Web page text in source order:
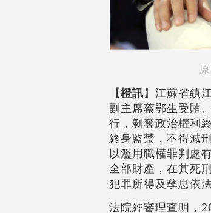
【橙訊】江蘇省鎮
副主席蔡鄂生受賄
行，剝奪政治權利
終身監禁，不得減
以濫用職權罪判處
全部財產，在其死
犯罪所得及孳息依
法院經審理查明，